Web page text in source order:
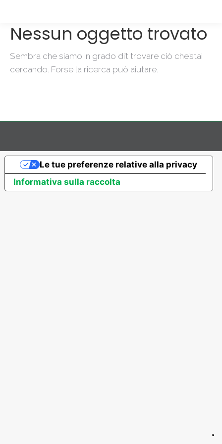
Nessun oggetto trovato
Sembra che siamo in grado di’t trovare ciò che’stai
cercando. Forse la ricerca può aiutare.
Informativa sulla raccolta
Le tue preferenze relative alla privacy